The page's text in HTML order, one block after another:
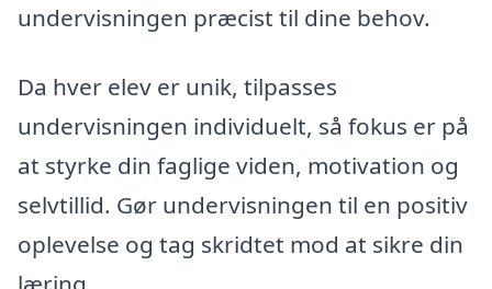
undervisningen præcist til dine behov.
Da hver elev er unik, tilpasses
undervisningen individuelt, så fokus er på
at styrke din faglige viden, motivation og
selvtillid. Gør undervisningen til en positiv
oplevelse og tag skridtet mod at sikre din